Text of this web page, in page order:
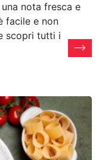
nota fresca e
facile e non
scopri tutti i